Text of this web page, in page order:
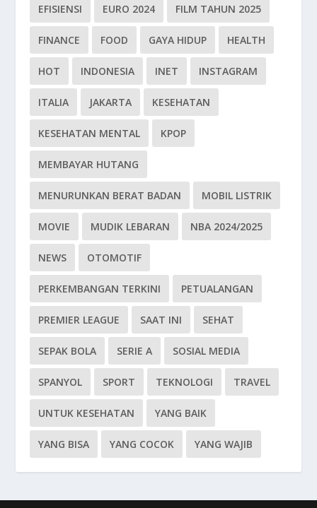
EFISIENSI EURO 2024 FILM TAHUN 2025
FINANCE FOOD GAYA HIDUP HEALTH
HOT INDONESIA INET INSTAGRAM
ITALIA JAKARTA KESEHATAN
KESEHATAN MENTAL KPOP
MEMBAYAR HUTANG
MENURUNKAN BERAT BADAN MOBIL LISTRIK
MOVIE MUDIK LEBARAN NBA 2024/2025
NEWS OTOMOTIF
PERKEMBANGAN TERKINI PETUALANGAN
PREMIER LEAGUE SAAT INI SEHAT
SEPAK BOLA SERIE A SOSIAL MEDIA
SPANYOL SPORT TEKNOLOGI TRAVEL
UNTUK KESEHATAN YANG BAIK
YANG BISA YANG COCOK YANG WAJIB